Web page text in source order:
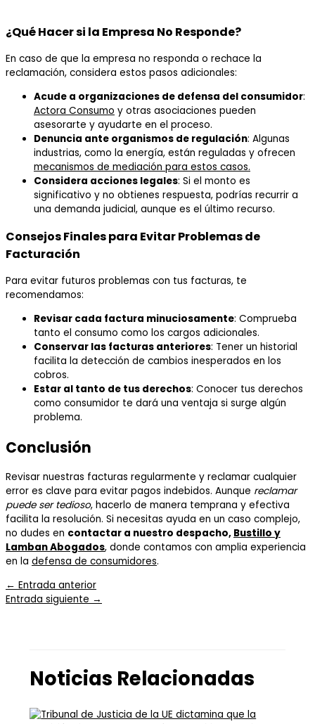
¿Qué Hacer si la Empresa No Responde?
En caso de que la empresa no responda o rechace la
reclamación, considera estos pasos adicionales:
Acude a organizaciones de defensa del consumidor:
Actora Consumo y otras asociaciones pueden
asesorarte y ayudarte en el proceso.
Denuncia ante organismos de regulación: Algunas
industrias, como la energía, están reguladas y ofrecen
mecanismos de mediación para estos casos.
Considera acciones legales: Si el monto es
significativo y no obtienes respuesta, podrías recurrir a
una demanda judicial, aunque es el último recurso.
Consejos Finales para Evitar Problemas de
Facturación
Para evitar futuros problemas con tus facturas, te
recomendamos:
Revisar cada factura minuciosamente: Comprueba
tanto el consumo como los cargos adicionales.
Conservar las facturas anteriores: Tener un historial
facilita la detección de cambios inesperados en los
cobros.
Estar al tanto de tus derechos: Conocer tus derechos
como consumidor te dará una ventaja si surge algún
problema.
Conclusión
Revisar nuestras facturas regularmente y reclamar cualquier
error es clave para evitar pagos indebidos. Aunque reclamar
puede ser tedioso, hacerlo de manera temprana y efectiva
facilita la resolución. Si necesitas ayuda en un caso complejo,
no dudes en contactar a nuestro despacho, Bustillo y
Lamban Abogados, donde contamos con amplia experiencia
en la defensa de consumidores.
← Entrada anterior
Entrada siguiente →
Noticias Relacionadas